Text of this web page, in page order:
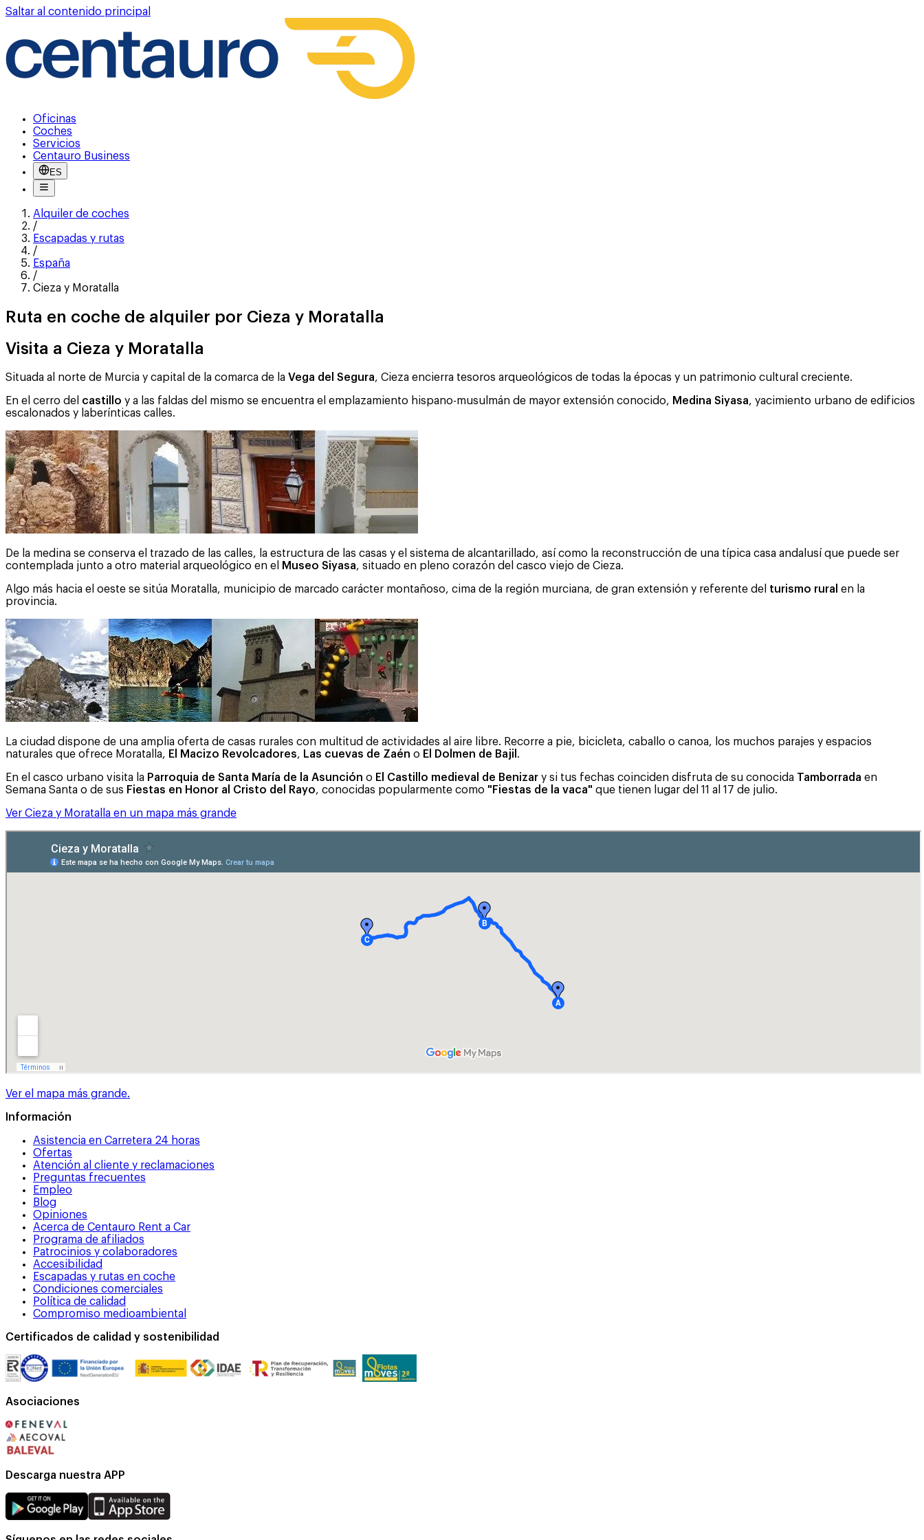
Saltar al contenido principal
Oficinas
Coches
Servicios
Centauro Business
ES
Alquiler de coches
/
Escapadas y rutas
/
España
/
Cieza y Moratalla
Ruta en coche de alquiler por Cieza y Moratalla
Visita a Cieza y Moratalla
Situada al norte de Murcia y capital de la comarca de la Vega del Segura, Cieza encierra tesoros arqueológicos de todas la épocas y un patrimonio cultural creciente.
En el cerro del castillo y a las faldas del mismo se encuentra el emplazamiento hispano-musulmán de mayor extensión conocido, Medina Siyasa, yacimiento urbano de edificios
escalonados y laberínticas calles.
De la medina se conserva el trazado de las calles, la estructura de las casas y el sistema de alcantarillado, así como la reconstrucción de una típica casa andalusí que puede ser
contemplada junto a otro material arqueológico en el
Museo Siyasa, situado en pleno corazón del casco viejo de Cieza.
Algo más hacia el oeste se sitúa Moratalla, municipio de marcado carácter montañoso, cima de la región murciana, de gran extensión y referente del turismo rural en la
provincia.
La ciudad dispone de una amplia oferta de casas rurales con multitud de actividades al aire libre. Recorre a pie, bicicleta, caballo o canoa, los muchos parajes y espacios
naturales que ofrece Moratalla, El Macizo Revolcadores, Las cuevas de Zaén o El Dolmen de Bajil .
En el casco urbano visita la Parroquia de Santa María de la Asunción o El Castillo medieval de Benizar y si tus fechas coinciden disfruta de su conocida Tamborrada en
Semana Santa o de sus Fiestas en Honor al Cristo del Rayo, conocidas popularmente como "Fiestas de la vaca" que tienen lugar del 11 al 17 de julio.
Ver Cieza y Moratalla en un mapa más grande
Ver el mapa más grande.
Información
Asistencia en Carretera 24 horas
Ofertas
Atención al cliente y reclamaciones
Preguntas frecuentes
Empleo
Blog
Opiniones
Acerca de Centauro Rent a Car
Programa de afiliados
Patrocinios y colaboradores
Accesibilidad
Escapadas y rutas en coche
Condiciones comerciales
Política de calidad
Compromiso medioambiental
Certificados de calidad y sostenibilidad
Asociaciones
Descarga nuestra APP